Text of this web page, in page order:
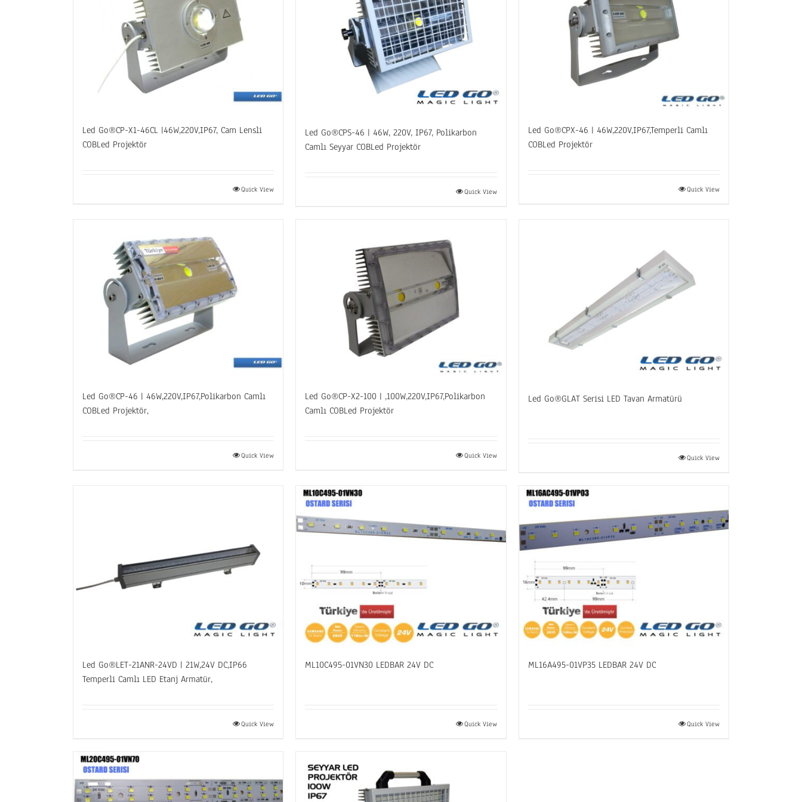
Led Go®CP-X1-46CL |46W,220V,IP67, Cam Lensli
COBLed Projektör
Quick View
Led Go®CPS-46 | 46W, 220V, IP67, Polikarbon
Camlı Seyyar COBLed Projektör
Quick View
Led Go®CPX-46 | 46W,220V,IP67,Temperli Camlı
COBLed Projektör
Quick View
Led Go®CP-46 | 46W,220V,IP67,Polikarbon Camlı
COBLed Projektör,
Quick View
Led Go®CP-X2-100 | ,100W,220V,IP67,Polikarbon
Camlı COBLed Projektör
Quick View
Led Go®GLAT Serisi LED Tavan Armatürü
Quick View
Led Go®LET-21ANR-24VD | 21W,24V DC,IP66
Temperli Camlı LED Etanj Armatür,
Quick View
ML10C495-01VN30 LEDBAR 24V DC
Quick View
ML16A495-01VP35 LEDBAR 24V DC
Quick View